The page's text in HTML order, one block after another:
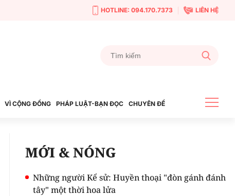
HOTLINE: 094.170.7373 LIÊN HỆ
VÌ CỘNG ĐỒNG PHÁP LUẬT-BẠN ĐỌC CHUYÊN ĐỀ
MỚI & NÓNG
Những người Kể sử: Huyền thoại "đòn gánh đánh
tây" một thời hoa lửa